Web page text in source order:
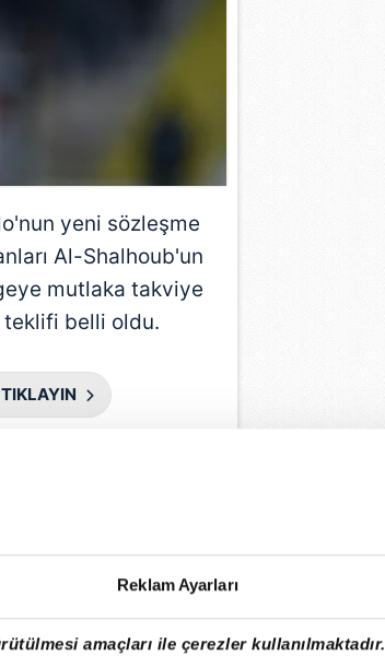
Reklam Ayarları
amaçları ile çerezler kullanılmaktadır.
yeni sözleşme
Al-Shalhoub'un
mutlaka takviye
teklifi belli oldu.